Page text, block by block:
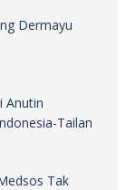
Dermayu
Anutin
Tailan
Tak